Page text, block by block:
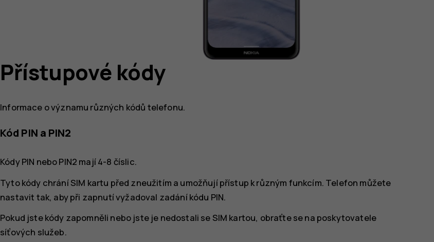
Přístupové kódy
Informace o významu různých kódů telefonu.
Kód PIN a PIN2
Kódy PIN nebo PIN2 mají 4-8 číslic.
Tyto kódy chrání SIM kartu před zneužitím a umožňují přístup k různým funkcím. Telefon můžete
nastavit tak, aby při zapnutí vyžadoval zadání kódu PIN.
Pokud jste kódy zapomněli nebo jste je nedostali se SIM kartou, obraťte se na poskytovatele
síťových služeb.